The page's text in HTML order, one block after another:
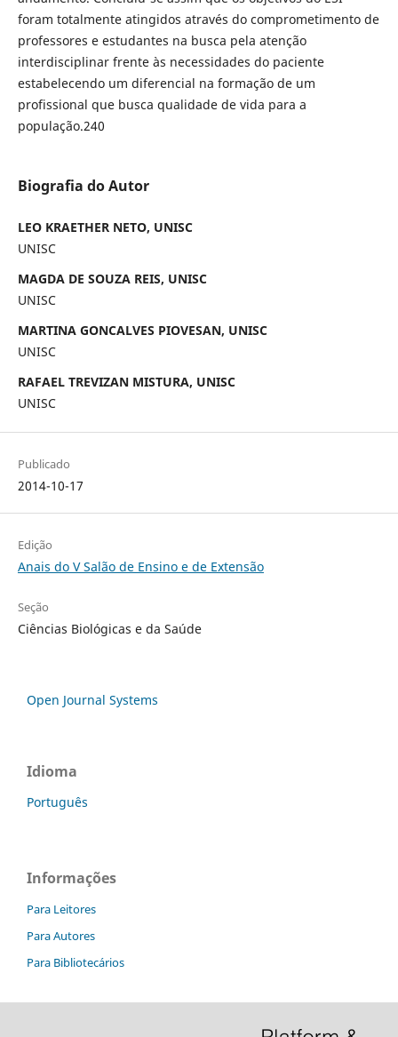
foram totalmente atingidos através do comprometimento de
professores e estudantes na busca pela atenção
interdisciplinar frente às necessidades do paciente
estabelecendo um diferencial na formação de um
profissional que busca qualidade de vida para a
população.240
Biografia do Autor
LEO KRAETHER NETO, UNISC
UNISC
MAGDA DE SOUZA REIS, UNISC
UNISC
MARTINA GONCALVES PIOVESAN, UNISC
UNISC
RAFAEL TREVIZAN MISTURA, UNISC
UNISC
Publicado
2014-10-17
Edição
Anais do V Salão de Ensino e de Extensão
Seção
Ciências Biológicas e da Saúde
Open Journal Systems
Idioma
Português
Informações
Para Leitores
Para Autores
Para Bibliotecários